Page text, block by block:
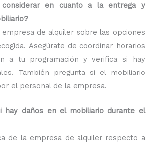
en cuanto a la entrega y
empresa de alquiler sobre las opciones
Asegúrate de coordinar horarios
a tu programación y verifica si hay
También pregunta si el mobiliario
el personal de la empresa.
hay daños en el mobiliario durante el
de la empresa de alquiler respecto a